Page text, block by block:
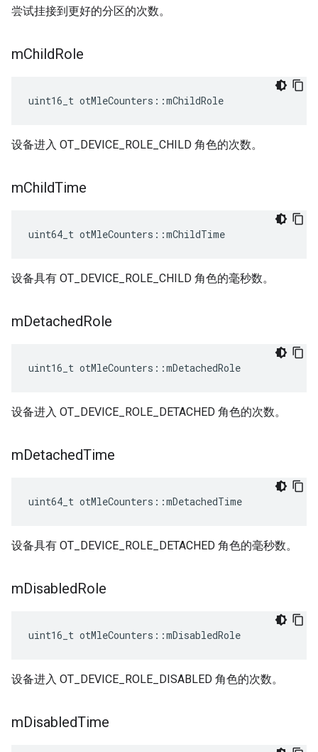
尝试挂接到更好的分区的次数。
mChildRole
uint16_t otMleCounters ::mChildRole
设备进入 OT_DEVICE_ROLE_CHILD 角色的次数。
mChildTime
uint64_t otMleCounters ::mChildTime
设备具有 OT_DEVICE_ROLE_CHILD 角色的毫秒数。
mDetachedRole
uint16_t otMleCounters ::mDetachedRole
设备进入 OT_DEVICE_ROLE_DETACHED 角色的次数。
mDetachedTime
uint64_t otMleCounters ::mDetachedTime
设备具有 OT_DEVICE_ROLE_DETACHED 角色的毫秒数。
mDisabledRole
uint16_t otMleCounters ::mDisabledRole
设备进入 OT_DEVICE_ROLE_DISABLED 角色的次数。
mDisabledTime